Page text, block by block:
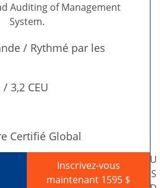
Auditing of Management
System.
/ Rythmé par les
3,2 CEU
Certifié Global
Inscrivez-vous
maintenant 1595 $
U
S